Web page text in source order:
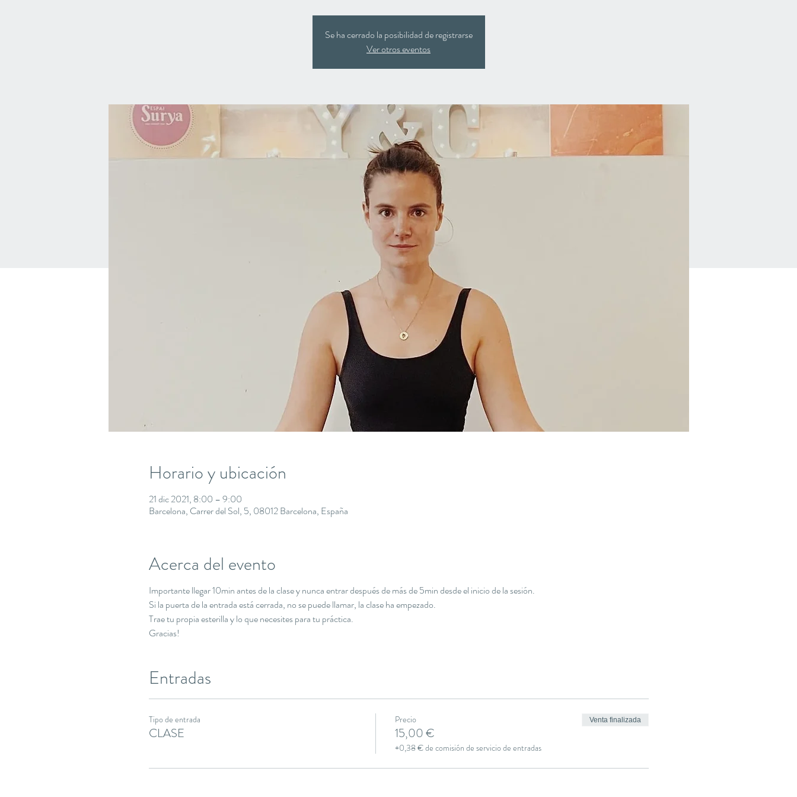
Se ha cerrado la posibilidad de registrarse
Ver otros eventos
Horario y ubicación
21 dic 2021, 8:00 – 9:00
Barcelona, Carrer del Sol, 5, 08012 Barcelona, España
Acerca del evento
Importante llegar 10min antes de la clase y nunca entrar después de más de 5min desde el inicio de la sesión.
Si la puerta de la entrada está cerrada, no se puede llamar, la clase ha empezado.
Trae tu propia esterilla y lo que necesites para tu práctica.
Gracias!
Entradas
Tipo de entrada
CLASE
Precio
15,00 €
+0,38 € de comisión de servicio de entradas
Venta finalizada